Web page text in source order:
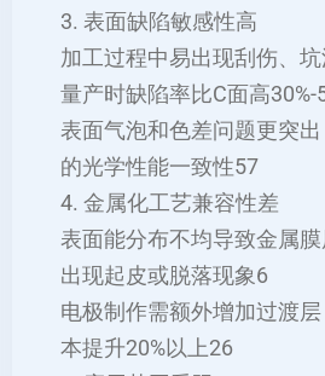
3. ‌表面缺陷敏感性高‌
加工过程中易出现刮伤、坑
量产时缺陷率比C面高30%-
表面气泡和色差问题更突
的光学性能一致性‌57
4. ‌金属化工艺兼容性差‌
表面能分布不均导致金属
出现起皮或脱落现象‌6
电极制作需额外增加过渡
本提升20%以上‌26